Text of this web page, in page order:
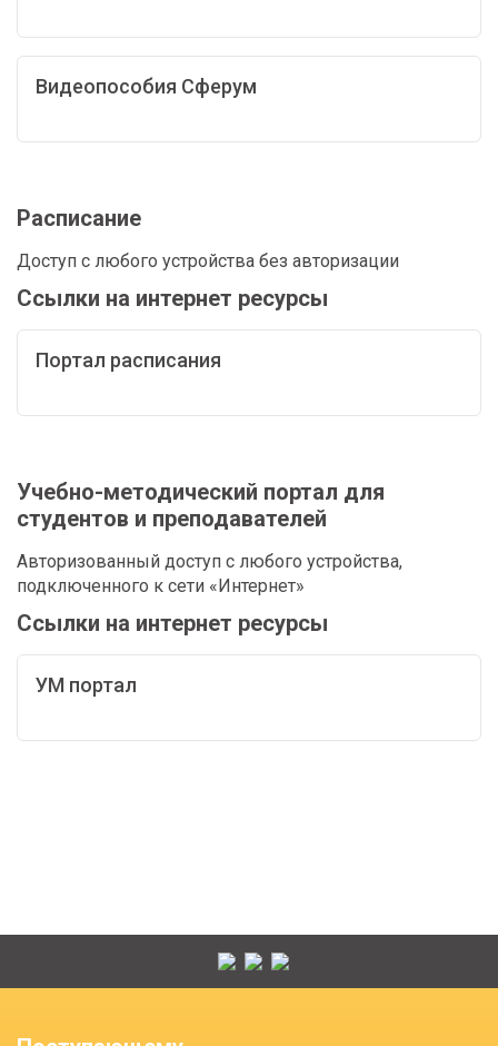
Видеопособия Сферум
Расписание
Доступ с любого устройства без авторизации
Ссылки на интернет ресурсы
Портал расписания
Учебно-методический портал для
студентов и преподавателей
Авторизованный доступ с любого устройства,
подключенного к сети «Интернет»
Ссылки на интернет ресурсы
УМ портал